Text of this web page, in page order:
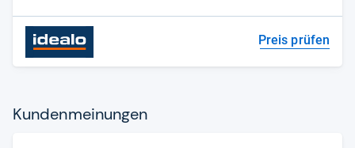
Preis prüfen
Kun­den­mei­nun­gen